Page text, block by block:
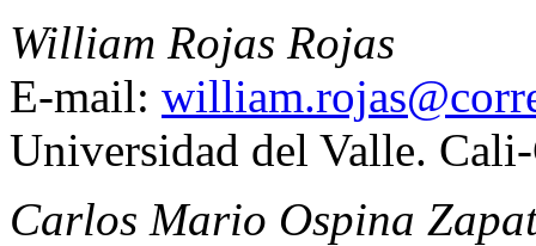
William Rojas Rojas
E-mail:
Universidad del Valle.
Carlos Mario Ospina